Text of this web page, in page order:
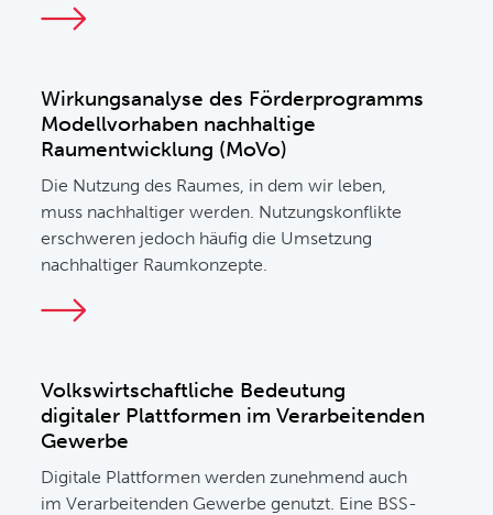
Wirkungsanalyse des Förderprogramms
Modellvorhaben nachhaltige
Raumentwicklung (MoVo)
Die Nutzung des Raumes, in dem wir leben,
muss nachhaltiger werden. Nutzungskonflikte
erschweren jedoch häufig die Umsetzung
nachhaltiger Raumkonzepte.
Volkswirtschaftliche Bedeutung
digitaler Plattformen im Verarbeitenden
Gewerbe
Digitale Plattformen werden zunehmend auch
im Verarbeitenden Gewerbe genutzt. Eine BSS-